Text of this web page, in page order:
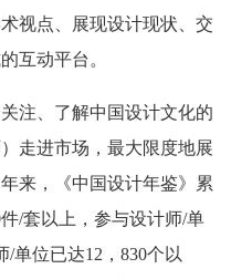
视点、展现设计现状、交
互动平台。
注、了解中国设计文化的
走进市场，最大限度地展
来，《中国设计年鉴》累
/套以上，参与设计师/单
/单位已达12，830个以